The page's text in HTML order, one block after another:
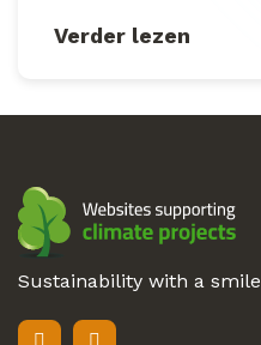
Verder lezen
Sustainability with a smile